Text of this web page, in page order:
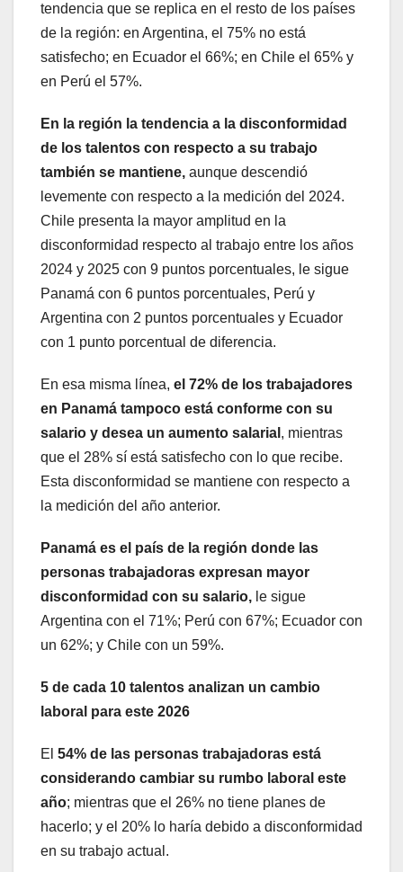
tendencia que se replica en el resto de los países
de la región: en Argentina, el 75% no está
satisfecho; en Ecuador el 66%; en Chile el 65% y
en Perú el 57%.
En la región la tendencia a la disconformidad
de los talentos con respecto a su trabajo
también se mantiene, aunque descendió
levemente con respecto a la medición del 2024.
Chile presenta la mayor amplitud en la
disconformidad respecto al trabajo entre los años
2024 y 2025 con 9 puntos porcentuales, le sigue
Panamá con 6 puntos porcentuales, Perú y
Argentina con 2 puntos porcentuales y Ecuador
con 1 punto porcentual de diferencia.
En esa misma línea, el 72% de los trabajadores
en Panamá tampoco está conforme con su
salario y desea un aumento salarial , mientras
que el 28% sí está satisfecho con lo que recibe.
Esta disconformidad se mantiene con respecto a
la medición del año anterior.
Panamá es el país de la región donde las
personas trabajadoras expresan mayor
disconformidad con su salario, le sigue
Argentina con el 71%; Perú con 67%; Ecuador con
un 62%; y Chile con un 59%.
5 de cada 10 talentos analizan un cambio
laboral para este 2026
El 54% de las personas trabajadoras está
considerando cambiar su rumbo laboral este
año; mientras que el 26% no tiene planes de
hacerlo; y el 20% lo haría debido a disconformidad
en su trabajo actual.